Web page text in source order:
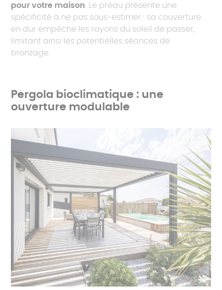
pour votre maison. Le préau présente une
spécificité à ne pas sous-estimer : sa couverture
en dur empêche les rayons du soleil de passer,
limitant ainsi les potentielles séances de
bronzage.
Pergola bioclimatique : une
ouverture modulable